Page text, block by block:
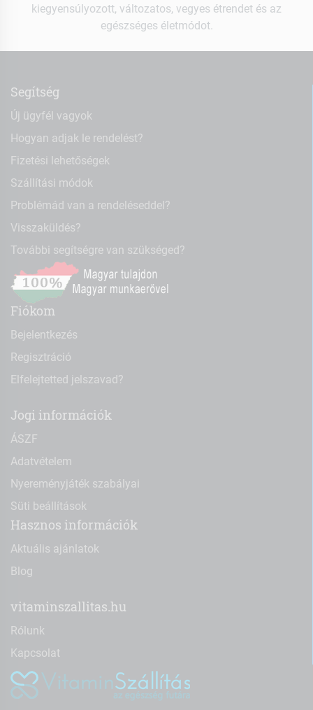
kiegyensúlyozott, változatos, vegyes étrendet és az
egészséges életmódot.
Segítség
Új ügyfél vagyok
Hogyan adjak le rendelést?
Fizetési lehetőségek
Szállítási módok
Problémád van a rendeléseddel?
Visszaküldés?
További segítségre van szükséged?
Fiókom
Bejelentkezés
Regisztráció
Elfelejtetted jelszavad?
Jogi információk
ÁSZF
Adatvételem
Nyereményjáték szabályai
Süti beállítások
Hasznos információk
Aktuális ajánlatok
Blog
vitaminszallitas.hu
Rólunk
Kapcsolat